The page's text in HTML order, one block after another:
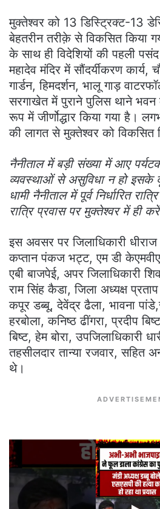
मुक्तेश्वर को 13 डिस्ट्रिक्ट-13
बेहतरीन तरीक़े से विकसित किया
के साथ ही विदेशियों की पहली
महादेव मंदिर में सौंदर्यीकरण कार्य,
गार्डन, हिमदर्शन, भालू गाड़
सरगाखेत में पुराने पुलिस थाने
रूप में जीर्णोद्धार किया गया है।
की लागत से मुक्तेश्वर को विकसित
नैनीताल में बड़ी संख्या में आए
व्यवस्थाओं से असुविधा न हो इसके
धामी नैनीताल में पूर्व निर्धारित
रात्रि प्रवास पर मुक्तेश्वर में ही
इस अवसर पर जिलाधिकारी धीराज
कप्तान पंकज भट्ट, एम डी
एबी बाजपेई, अपर जिलाधिकारी
राम सिंह कैडा, जिला अध्यक्ष
कपूर डब्बू, देवेंद्र ढैला, भावना
हरबोला, कनिष्ठ ढींगरा, प्रदीप
बिष्ट, हेम बोरा, उपजिलाधिकारी
तहसीलदार तान्या रजवार, सहित
थे।